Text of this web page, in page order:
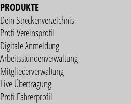
PRODUKTE
Dein Streckenverzeichnis
Profi Vereinsprofil
Digitale Anmeldung
Arbeitsstundenverwaltung
Mitgliederverwaltung
Live Übertragung
Profi Fahrerprofil